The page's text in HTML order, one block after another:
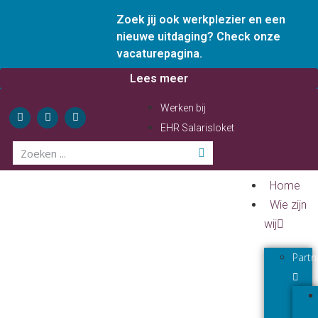
Zoek jij ook werkplezier en een
nieuwe uitdaging? Check onze
vacaturepagina.
Lees meer
Werken bij
EHR Salarisloket
Home
Wie zijn
wij